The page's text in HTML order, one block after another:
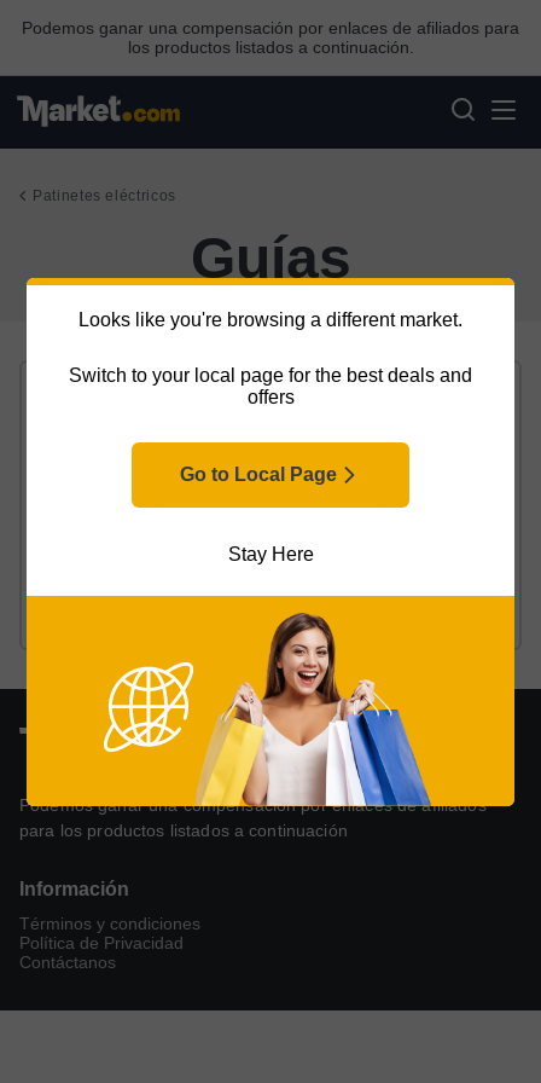
Looks like you're browsing a different market.
Switch to your local page for the best deals and
offers
Go to Local Page
Stay Here
Podemos ganar una compensación por enlaces de afiliados para
los productos listados a continuación.
Patinetes eléctricos
Guías
¿Cuánto cuesta un patinete eléctrico?
Lee el artículo
Podemos ganar una compensación por enlaces de afiliados
para los productos listados a continuación
Información
Términos y condiciones
Política de Privacidad
Contáctanos